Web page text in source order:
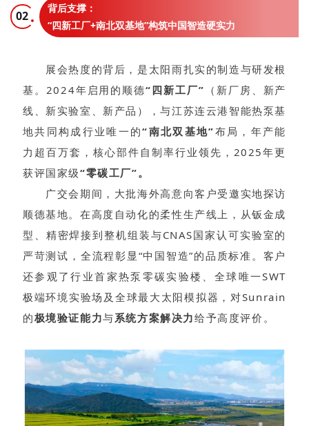
02
背后支撑：
“四新工厂+南北双基地”构筑中国智造硬实力
展会热度的背后，是太阳雨扎实的制造与研发根
基。2024年启用的顺德“四新工厂” （新厂房、新产
线、新实验室、新产品），与江苏连云港智能热泵基
地共同构成行业唯一的“南北双基地”布局，年产能
力超百万套，核心部件自制率行业领先，2025年更
获评国家级“零碳工厂”。
广交会期间，大批海外高意向客户受邀实地探访
顺德基地。在高度自动化的柔性生产线上，从钣金成
型、精密焊接到整机组装与CNAS国家认可实验室的
严苛测试，全流程彰显“中国智造”的品质标准。客户
还参观了行业首家热泵零碳实验楼、全球唯一SWT
极端环境实验场及全球最大太阳模拟器，对Sunrain
的极境验证能力与系统方案解决力给予高度评价。